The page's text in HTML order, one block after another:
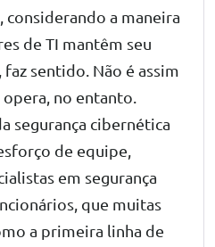
considerando a maneira
de TI mantêm seu
sentido. Não é assim
no entanto.
segurança cibernética
de equipe,
em segurança
que muitas
a primeira linha de